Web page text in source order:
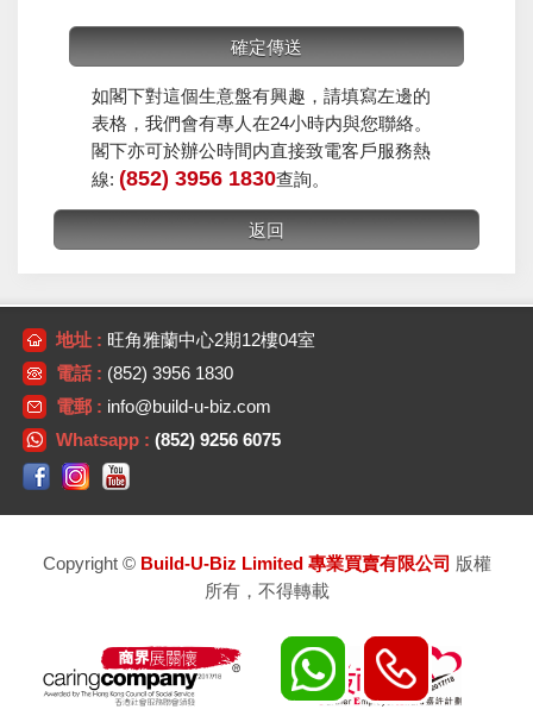
如閣下對這個生意盤有興趣，請填寫左邊的
表格，我們會有專人在24小時内與您聯絡。
閣下亦可於辦公時間内直接致電客戶服務熱
線: (852) 3956 1830查詢。
地址 : 旺角雅蘭中心2期12樓04室
電話 : (852) 3956 1830
電郵 : info@build-u-biz.com
Whatsapp : (852) 9256 6075
Copyright © Build-U-Biz Limited 專業買賣有限公司 版權
所有，不得轉載